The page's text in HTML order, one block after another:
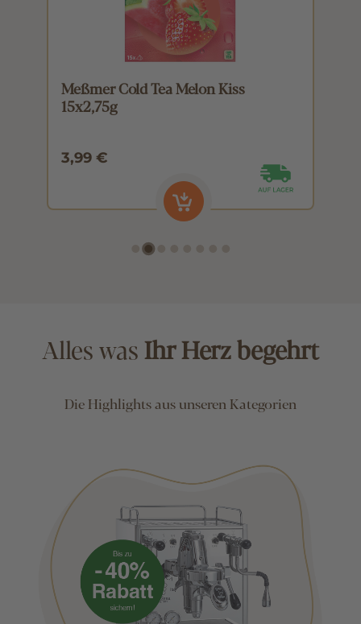
Meßmer Cold Tea Melon Kiss
15x2,75g
3,99 €
Alles wasIhr Herz begehrt
Die Highlights aus unseren Kategorien